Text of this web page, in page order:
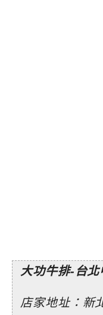
大功牛排-台北
店家地址：新